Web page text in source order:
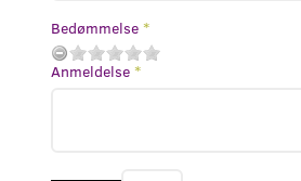
Bedømmelse
Anmeldelse